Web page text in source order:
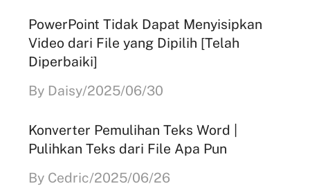
PowerPoint Tidak Dapat Menyisipkan
Video dari File yang Dipilih [Telah
Diperbaiki]
By Daisy/2025/06/30
Konverter Pemulihan Teks Word |
Pulihkan Teks dari File Apa Pun
By Cedric/2025/06/26